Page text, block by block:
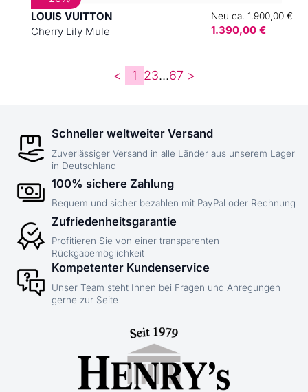
LOUIS VUITTON
Cherry Lily Mule
Neu ca. 1.900,00 €
1.390,00 €
< 1 23...67>
Schneller weltweiter Versand
Zuverlässiger Versand in alle Länder aus unserem Lager
in Deutschland
100% sichere Zahlung
Bequem und sicher bezahlen mit PayPal oder Rechnung
Zufriedenheitsgarantie
Profitieren Sie von einer transparenten
Rückgabemöglichkeit
Kompetenter Kundenservice
Unser Team steht Ihnen bei Fragen und Anregungen
gerne zur Seite